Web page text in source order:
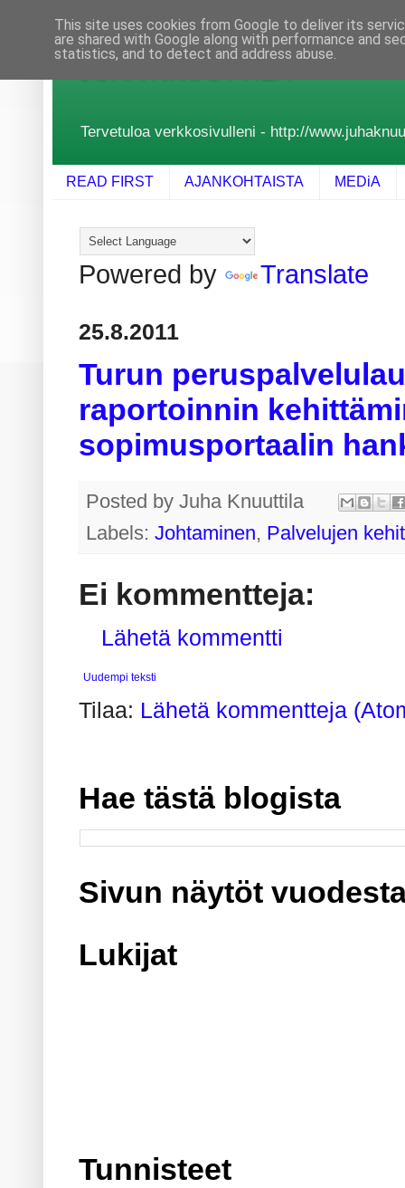
JUHA KNUUTTILA
Tervetuloa verkkosivulleni - http://
READ FIRST AJANKOHTAISTA MEDiA
Powered by Translate
25.8.2011
Turun
raportoinnin
sopimusportaalin
Posted byJuha Knuuttila
Labels:Johtaminen, Palvelujen
Ei kommentteja:
Lähetä kommentti
Uudempi teksti
Tilaa: Lähetä kommentteja
Hae tästä blogista
Sivun näytöt
Lukijat
Tunnisteet
This site uses cookies from Google to deliver its
are shared with Google along with performance and
statistics, and to detect and address abuse.